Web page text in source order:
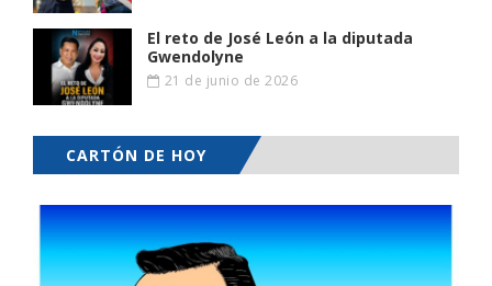
El reto de José León a la diputada
Gwendolyne
21 de junio de 2026
CARTÓN DE HOY